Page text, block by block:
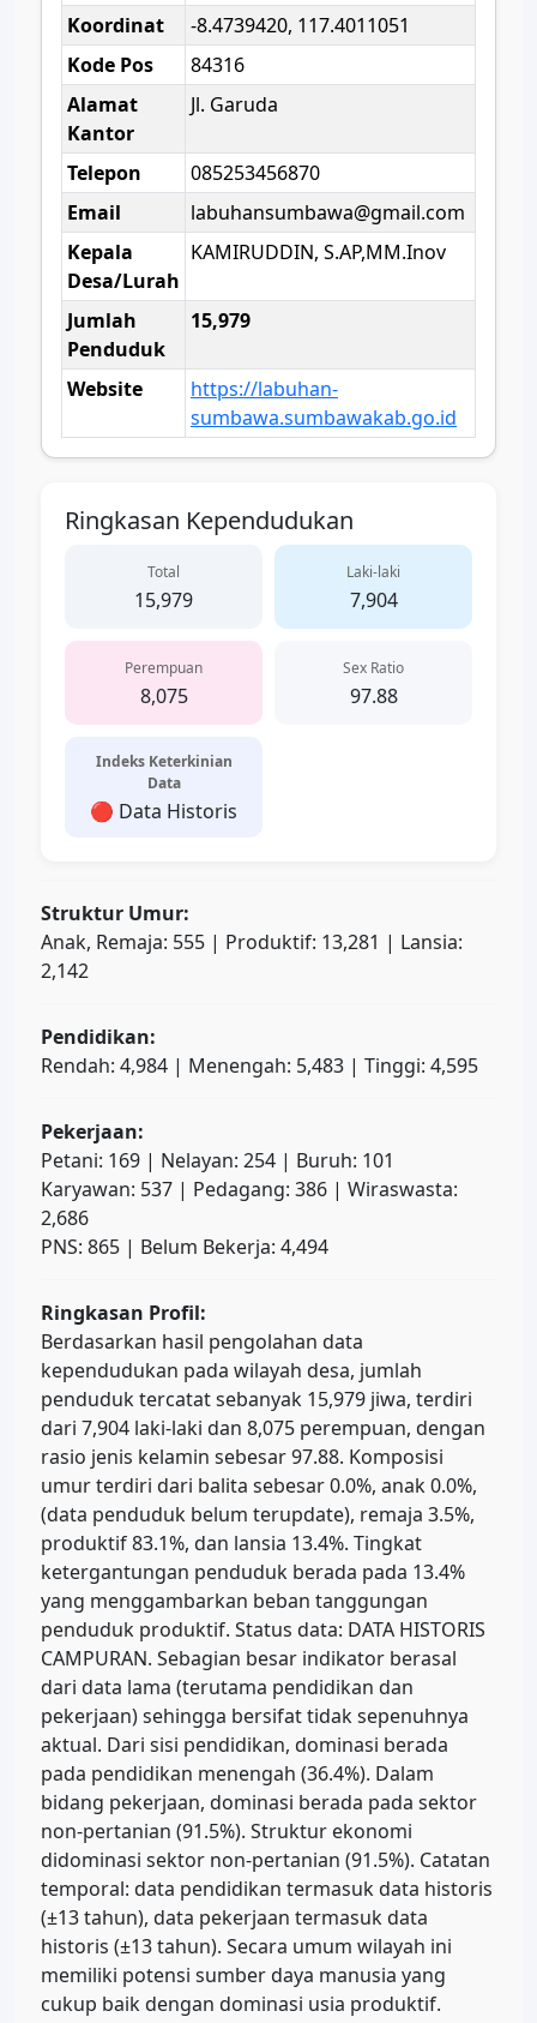
Koordinat
-8.4739420, 117.4011051
Kode Pos
84316
Alamat
Kantor
Jl. Garuda
Telepon
085253456870
Email
labuhansumbawa@gmail.com
Kepala
Desa/Lurah
KAMIRUDDIN, S.AP,MM.Inov
Jumlah
Penduduk
15,979
Website
https://labuhan-
sumbawa.sumbawakab.go.id
Ringkasan Kependudukan
Total
15,979
Laki-laki
7,904
Perempuan
8,075
Sex Ratio
97.88
Indeks Keterkinian
Data
🔴 Data Historis
Struktur Umur:
Anak, Remaja: 555 | Produktif: 13,281 | Lansia:
2,142
Pendidikan:
Rendah: 4,984 | Menengah: 5,483 | Tinggi: 4,595
Pekerjaan:
Petani: 169 | Nelayan: 254 | Buruh: 101
Karyawan: 537 | Pedagang: 386 | Wiraswasta:
2,686
PNS: 865 | Belum Bekerja: 4,494
Ringkasan Profil:
Berdasarkan hasil pengolahan data
kependudukan pada wilayah desa, jumlah
penduduk tercatat sebanyak 15,979 jiwa, terdiri
dari 7,904 laki-laki dan 8,075 perempuan, dengan
rasio jenis kelamin sebesar 97.88. Komposisi
umur terdiri dari balita sebesar 0.0%, anak 0.0%,
(data penduduk belum terupdate), remaja 3.5%,
produktif 83.1%, dan lansia 13.4%. Tingkat
ketergantungan penduduk berada pada 13.4%
yang menggambarkan beban tanggungan
penduduk produktif. Status data: DATA HISTORIS
CAMPURAN. Sebagian besar indikator berasal
dari data lama (terutama pendidikan dan
pekerjaan) sehingga bersifat tidak sepenuhnya
aktual. Dari sisi pendidikan, dominasi berada
pada pendidikan menengah (36.4%). Dalam
bidang pekerjaan, dominasi berada pada sektor
non-pertanian (91.5%). Struktur ekonomi
didominasi sektor non-pertanian (91.5%). Catatan
temporal: data pendidikan termasuk data historis
(±13 tahun), data pekerjaan termasuk data
historis (±13 tahun). Secara umum wilayah ini
memiliki potensi sumber daya manusia yang
cukup baik dengan dominasi usia produktif.